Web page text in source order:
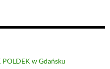
POLDEK w Gdańsku